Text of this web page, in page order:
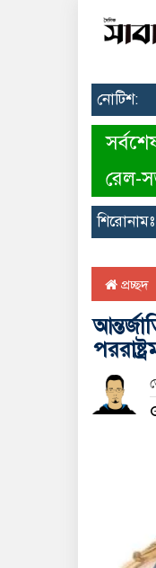
নোটিশ:
রেল-
শিরোনামঃ
প্রচ্ছদ